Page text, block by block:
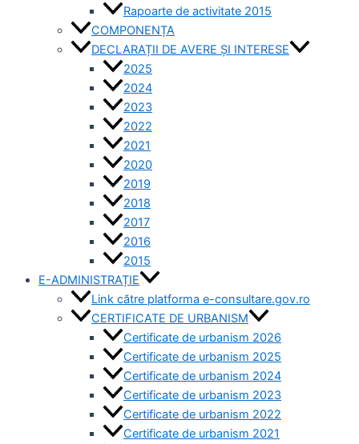
Rapoarte de activitate 2015
COMPONENȚA
DECLARAȚII DE AVERE ȘI INTERESE
2025
2024
2023
2022
2021
2020
2019
2018
2017
2016
2015
E-ADMINISTRAȚIE
Link către platforma e-consultare.gov.ro
CERTIFICATE DE URBANISM
Certificate de urbanism 2026
Certificate de urbanism 2025
Certificate de urbanism 2024
Certificate de urbanism 2023
Certificate de urbanism 2022
Certificate de urbanism 2021